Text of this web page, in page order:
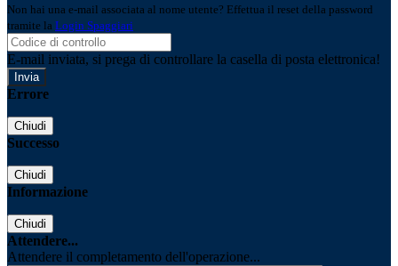
Non hai una e-mail associata al nome utente? Effettua il reset della password
tramite la Login Spaggiari
E-mail inviata, si prega di controllare la casella di posta elettronica!
Errore
Chiudi
Successo
Chiudi
Informazione
Chiudi
Attendere...
Attendere il completamento dell'operazione...